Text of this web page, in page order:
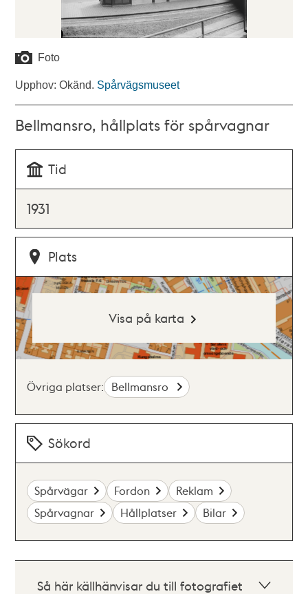
Foto
Upphov: Okänd. Spårvägsmuseet
Bellmansro, hållplats för spårvagnar
Tid
1931
Plats
Visa på karta
Övriga platser: Bellmansro
Sökord
Spårvägar Fordon
Reklam
Spårvagnar
Hållplatser Bilar
Så här källhänvisar du till fotografiet